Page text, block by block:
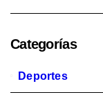
Categorías
Deportes